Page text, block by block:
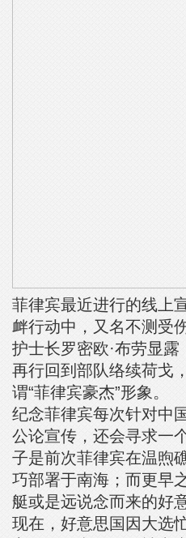
菲律宾最近进行的线上
衅行动中，又名不测受
护士长罗密欧·布劳显
再行回到部队络续荷戈
谓“菲律宾豪杰”形象。
纪念菲律宾每次针对中
公论宣传，还会寻求一
子是前次菲律宾在温煦
巧部署于南海；而更早
艇或是远说念而来的好
现在，好意思国因大选